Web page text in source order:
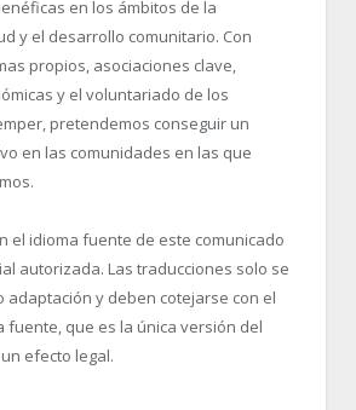
en los ámbitos de la
y el desarrollo comunitario. Con
propios, asociaciones clave,
y el voluntariado de los
pretendemos conseguir un
en las comunidades en las que
el idioma fuente de este comunicado
autorizada. Las traducciones solo se
adaptación y deben cotejarse con el
fuente, que es la única versión del
efecto legal.